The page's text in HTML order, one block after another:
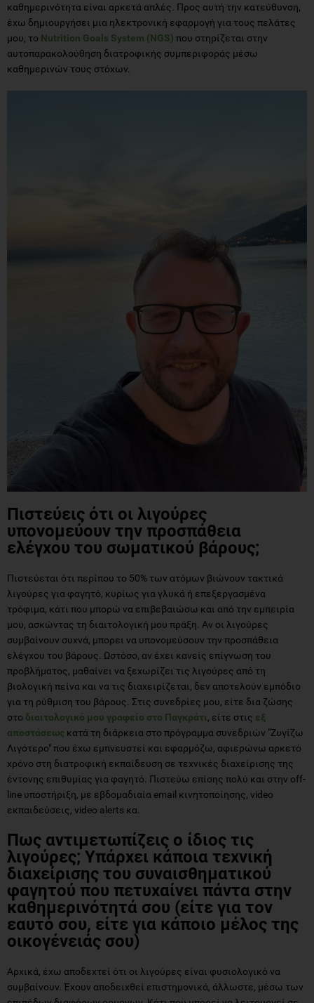
καθημερινότητα είναι αρκετά απλές. Προς αυτή την κατεύθυνση,
έχω δημιουργήσει μια ηλεκτρονική εφαρμογή για τους πελάτες
μου, το Nutrition Goals System (NGS) που στηρίζεται στην
αυτοπαρακολούθηση διατροφικής συμπεριφοράς μέσω
καθημερινών τους στόχων.
Πιστεύεις ότι οι λιγούρες
υπονομεύουν την προσπάθεια
ελέγχου του σωματικού βάρους;
Πιστεύεται ότι περίπου το 50% των ατόμων βιώνουν τακτικά
λιγούρες για φαγητό, κυρίως για γλυκά ή επεξεργασμένα
τρόφιμα, κάτι που μπορώ να επιβεβαιώσω και από την εμπειρία
μου, ασκώντας τη διαιτολογική μου πράξη. Αν οι λιγούρες
συμβαίνουν συχνά, μπορει να υπονομεύσουν την προσπάθεια
ελέγχου του βάρους. Ωστόσο, αν έχει κανείς επίγνωση του
προβλήματος, μαθαίνει να ξεχωρίζει τις λιγούρες από τη
βιολογική πείνα και να τις διαχειρίζεται, δεν αποτελούν εμπόδιο
για τη ρύθμιση του βάρους. Στις συνεδρίες μου, είτε δια ζώσης
στο διαιτολογικό μου γραφείο στο Παγκράτι, είτε στις εξ
αποστάσεως κατά τη διάρκεια στο πρόγραμμα συνεδριών "Ζυγίζω
Λιγότερο" που έχω εμπνευστεί και εφαρμόζω, αφιερώνω αρκετό
χρόνο στη διατροφική εκπαίδευση σε τεχνικές διαχείρισης της
έντονης επιθυμίας για φαγητό. Πιστεύω επίσης πολύ και στην off-
line υποστήριξη, με εβδομαδιαία email κινητοποίησης, video
εκπαιδεύσεις, video alerts κα.
Πως αντιμετωπίζεις ο ίδιος τις
λιγούρες; Υπάρχει κάποια τεχνική
διαχείρισης του συναισθηματικού
φαγητού που πετυχαίνει πάντα στην
καθημερινότητά σου (είτε για τον
εαυτό σου, είτε για κάποιο μέλος της
οικογένειάς σου)
Αρχικά, έχω αποδεχτεί ότι οι λιγούρες είναι φυσιολογικό να
συμβαίνουν. Έχουν αποδειχθεί επιστημονικά, άλλωστε, μέσω των